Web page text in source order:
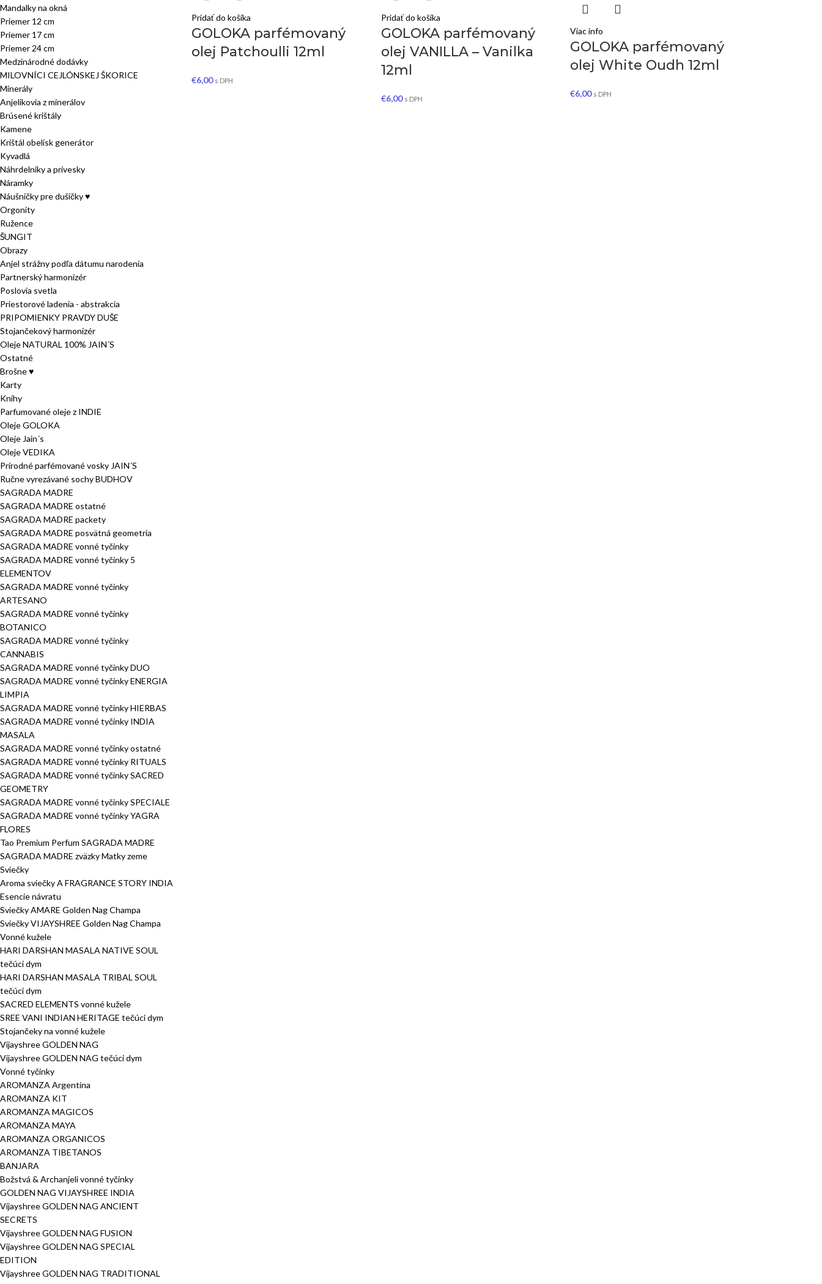
Mandalky na okná
Priemer 12 cm
Priemer 17 cm
Priemer 24 cm
Medzinárodné dodávky
MILOVNÍCI CEJLÓNSKEJ ŠKORICE
Minerály
Anjelikovia z minerálov
Brúsené krištály
Kamene
Krištál obelisk generátor
Kyvadlá
Náhrdelníky a prívesky
Náramky
Náušničky pre dušičky ♥
Orgonity
Ružence
ŠUNGIT
Obrazy
Anjel strážny podľa dátumu narodenia
Partnerský harmonizér
Poslovia svetla
Priestorové ladenia - abstrakcia
PRIPOMIENKY PRAVDY DUŠE
Stojančekový harmonizér
Oleje NATURAL 100% JAIN´S
Ostatné
Brošne ♥
Karty
Knihy
Parfumované oleje z INDIE
Oleje GOLOKA
Oleje Jain´s
Oleje VEDIKA
Prírodné parfémované vosky JAIN´S
Ručne vyrezávané sochy BUDHOV
SAGRADA MADRE
SAGRADA MADRE ostatné
SAGRADA MADRE packety
SAGRADA MADRE posvätná geometria
SAGRADA MADRE vonné tyčinky
SAGRADA MADRE vonné tyčinky 5
ELEMENTOV
SAGRADA MADRE vonné tyčinky
ARTESANO
SAGRADA MADRE vonné tyčinky
BOTANICO
SAGRADA MADRE vonné tyčinky
CANNABIS
SAGRADA MADRE vonné tyčinky DUO
SAGRADA MADRE vonné tyčinky ENERGIA
LIMPIA
SAGRADA MADRE vonné tyčinky HIERBAS
SAGRADA MADRE vonné tyčinky INDIA
MASALA
SAGRADA MADRE vonné tyčinky ostatné
SAGRADA MADRE vonné tyčinky RITUALS
SAGRADA MADRE vonné tyčinky SACRED
GEOMETRY
SAGRADA MADRE vonné tyčinky SPECIALE
SAGRADA MADRE vonné tyčinky YAGRA
FLORES
Tao Premium Perfum SAGRADA MADRE
SAGRADA MADRE zväzky Matky zeme
Sviečky
Aroma sviečky A FRAGRANCE STORY INDIA
Esencie návratu
Sviečky AMARE Golden Nag Champa
Sviečky VIJAYSHREE Golden Nag Champa
Vonné kužele
HARI DARSHAN MASALA NATIVE SOUL
tečúci dym
HARI DARSHAN MASALA TRIBAL SOUL
tečúci dym
SACRED ELEMENTS vonné kužele
SREE VANI INDIAN HERITAGE tečúci dym
Stojančeky na vonné kužele
Vijayshree GOLDEN NAG
Vijayshree GOLDEN NAG tečúci dym
Vonné tyčinky
AROMANZA Argentina
AROMANZA KIT
AROMANZA MAGICOS
AROMANZA MAYA
AROMANZA ORGANICOS
AROMANZA TIBETANOS
BANJARA
Božstvá & Archanjeli vonné tyčinky
GOLDEN NAG VIJAYSHREE INDIA
Vijayshree GOLDEN NAG ANCIENT
SECRETS
Vijayshree GOLDEN NAG FUSION
Vijayshree GOLDEN NAG SPECIAL
EDITION
Vijayshree GOLDEN NAG TRADITIONAL
Pridať do košíka
GOLOKA parfémovaný
olej Patchoulli 12ml
€6,00 s DPH
Pridať do košíka
GOLOKA parfémovaný
olej VANILLA – Vanilka
12ml
€6,00 s DPH
Viac info
GOLOKA parfémovaný
olej White Oudh 12ml
€6,00 s DPH